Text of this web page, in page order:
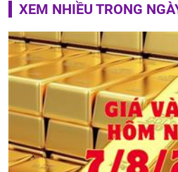
XEM NHIỀU TRONG